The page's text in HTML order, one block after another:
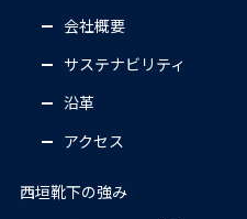
会社概要
サステナビリティ
沿革
アクセス
西垣靴下の強み